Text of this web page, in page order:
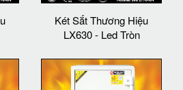
Két Sắt Thương Hiệu
LX630 - Led Tròn